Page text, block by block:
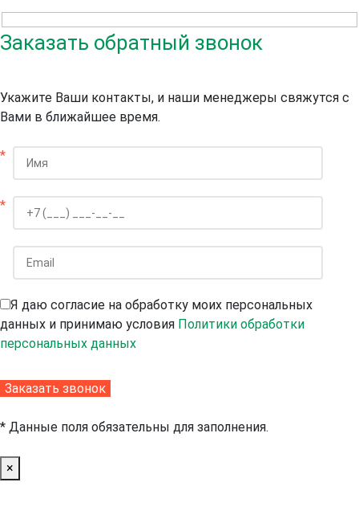
Заказать обратный звонок
Укажите Ваши контакты, и наши менеджеры свяжутся с
Вами в ближайшее время.
*
*
Я даю согласие на обработку моих персональных
данных и принимаю условия Политики обработки
персональных данных
* Данные поля обязательны для заполнения.
×